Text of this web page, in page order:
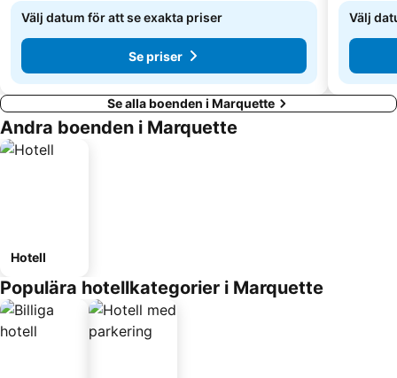
Välj datum för att se exakta priser
Se priser
Välj
Se alla boenden i Marquette
Andra boenden i Marquette
Hotell
Populära hotellkategorier i Marquette